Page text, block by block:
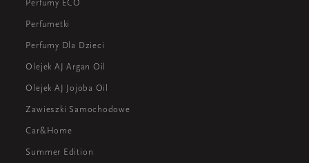
Perfumy ECO
Perfumetki
Perfumy Dla Dzieci
Olejek AJ Argan Oil
Olejek AJ Jojoba Oil
Zawieszki Samochodowe
Car&Home
Summer Edition